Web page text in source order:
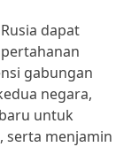
dapat
gabungan
negara,
untuk
serta menjamin